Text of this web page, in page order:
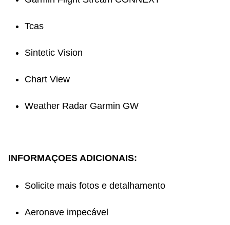
Tcas
Sintetic Vision
Chart View
Weather Radar Garmin GW
INFORMAÇOES ADICIONAIS:
Solicite mais fotos e detalhamento
Aeronave impecável